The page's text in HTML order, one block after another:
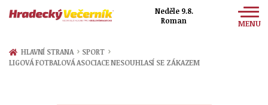
Neděle 9.8.
Roman
MENU
Zprávy
HLAVNÍ STRANA › SPORT ›
LIGOVÁ FOTBALOVÁ ASOCIACE NESOUHLASÍ SE ZÁKAZEM